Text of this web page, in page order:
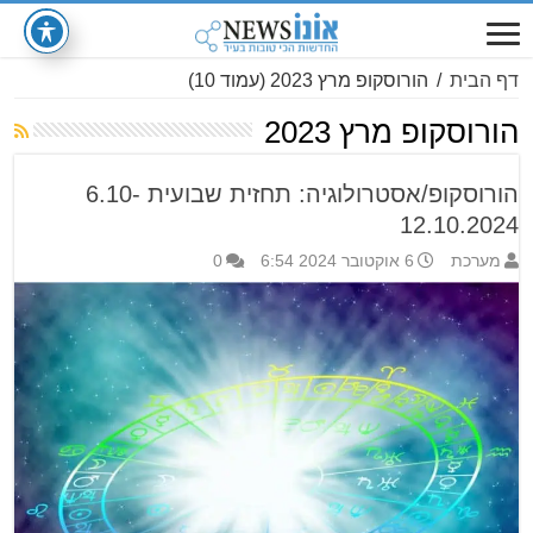
דף הבית / הורוסקופ מרץ 2023 (עמוד 10)
הורוסקופ מרץ 2023
הורוסקופ/אסטרולוגיה: תחזית שבועית 6.10-
12.10.2024
מערכת 6 אוקטובר 2024 6:54 0